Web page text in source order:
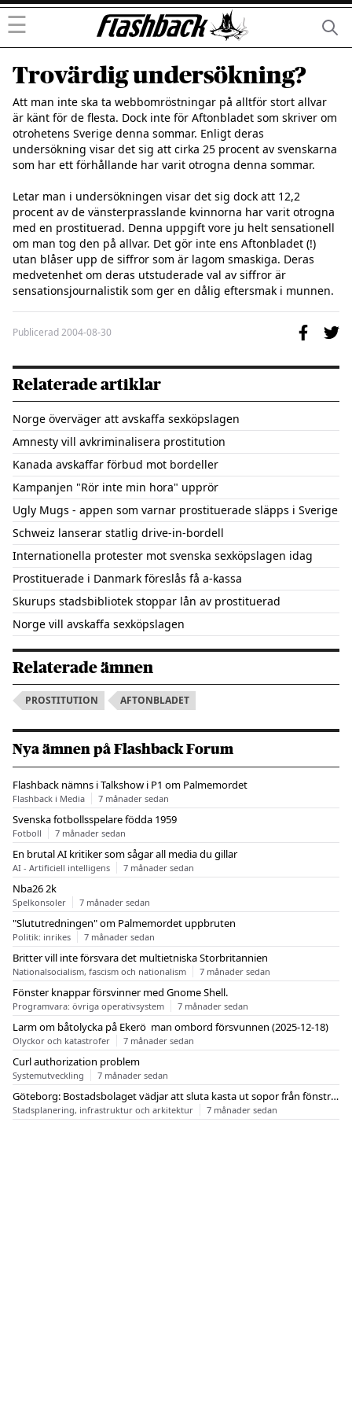
☰
Trovärdig undersökning?
Att man inte ska ta webbomröstningar på alltför stort allvar
är känt för de flesta. Dock inte för Aftonbladet som skriver om
otrohetens Sverige denna sommar. Enligt deras
undersökning visar det sig att cirka 25 procent av svenskarna
som har ett förhållande har varit otrogna denna sommar.
Letar man i undersökningen visar det sig dock att 12,2
procent av de vänsterprasslande kvinnorna har varit otrogna
med en prostituerad. Denna uppgift vore ju helt sensationell
om man tog den på allvar. Det gör inte ens Aftonbladet (!)
utan blåser upp de siffror som är lagom smaskiga. Deras
medvetenhet om deras utstuderade val av siffror är
Publicerad2004-08-30
Relaterade artiklar
Norge överväger att avskaffa sexköpslagen
Amnesty vill avkriminalisera prostitution
Kanada avskaffar förbud mot bordeller
Kampanjen "Rör inte min hora" upprör
Ugly Mugs - appen som varnar prostituerade släpps i Sverige
Schweiz lanserar statlig drive-in-bordell
Internationella protester mot svenska sexköpslagen idag
Prostituerade i Danmark föreslås få a-kassa
Skurups stadsbibliotek stoppar lån av prostituerad
Norge vill avskaffa sexköpslagen
Relaterade ämnen
PROSTITUTION AFTONBLADET
Nya ämnen på Flashback Forum
Flashback nämns i Talkshow i P1 om Palmemordet
Flashback i Media 7 månader sedan
Svenska fotbollsspelare födda 1959
Fotboll 7 månader sedan
En brutal AI kritiker som sågar all media du gillar
AI - Artificiell intelligens 7 månader sedan
Nba26 2k
Spelkonsoler 7 månader sedan
"Slututredningen" om Palmemordet uppbruten
Politik: inrikes 7 månader sedan
Britter vill inte försvara det multietniska Storbritannien
Nationalsocialism, fascism och nationalism 7 månader sedan
Fönster knappar försvinner med Gnome Shell.
Programvara: övriga operativsystem 7 månader sedan
Larm om båtolycka på Ekerö  man ombord försvunnen (2025-12-18)
Olyckor och katastrofer 7 månader sedan
Curl authorization problem
Systemutveckling 7 månader sedan
Göteborg: Bostadsbolaget vädjar att sluta kasta ut sopor från fönstren
Stadsplanering, infrastruktur och arkitektur 7 månader sedan